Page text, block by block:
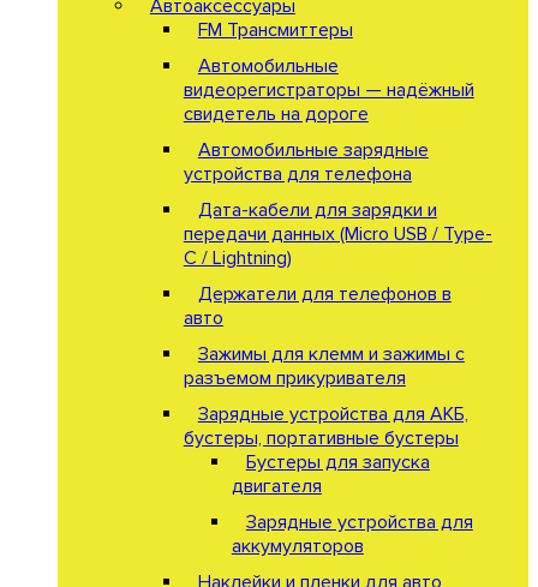
Автоаксессуары
FM Трансмиттеры
Автомобильные
видеорегистраторы — надёжный
свидетель на дороге
Автомобильные зарядные
устройства для телефона
Дата-кабели для зарядки и
передачи данных (Micro USB / Type-
C / Lightning)
Держатели для телефонов в
авто
Зажимы для клемм и зажимы с
разъемом прикуривателя
Зарядные устройства для АКБ,
бустеры, портативные бустеры
Бустеры для запуска
двигателя
Зарядные устройства для
аккумуляторов
Наклейки и пленки для авто